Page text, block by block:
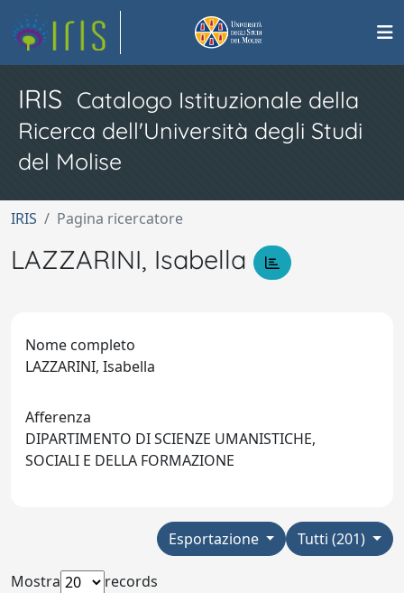
IRIS Catalogo Istituzionale della
Ricerca dell'Università degli Studi
del Molise
IRIS Pagina ricercatore
LAZZARINI, Isabella
Nome completo
LAZZARINI, Isabella
Afferenza
DIPARTIMENTO DI SCIENZE UMANISTICHE,
SOCIALI E DELLA FORMAZIONE
Tutti (201)
Esportazione
Mostra
records